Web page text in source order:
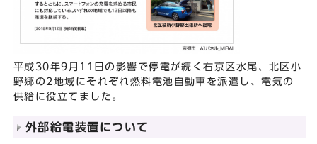
平成30年9月11日の影響で停電が続く右京区水尾、北区小
野郷の2地域にそれぞれ燃料電池自動車を派遣し、電気の
供給に役立てました。
外部給電装置について